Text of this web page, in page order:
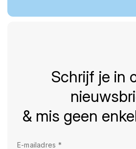
Schrijf je in
& mis geen
E-mailadres *